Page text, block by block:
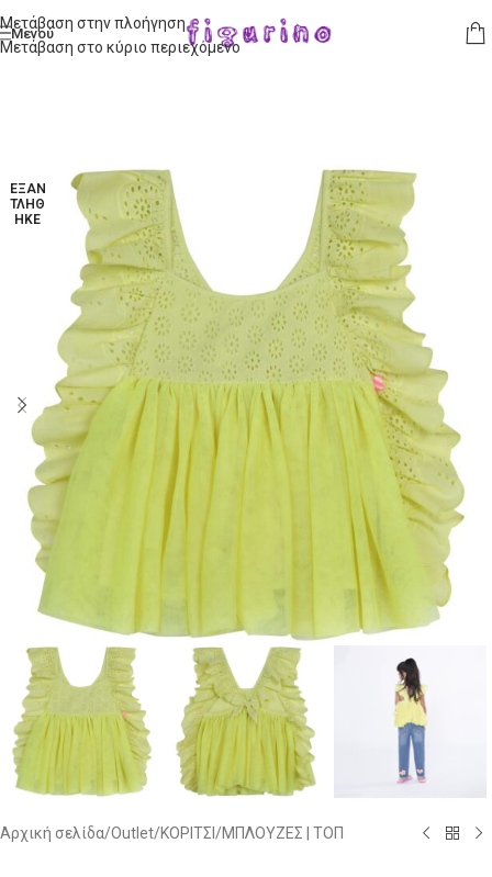
Μετάβαση στην πλοήγηση
Μετάβαση στο κύριο περιεχόμενο
Μενού
ΕΞΑΝ
ΤΛΉΘ
ΗΚΕ
Αρχική σελίδα/Outlet/ΚΟΡΙΤΣΙ /ΜΠΛΟΥΖΕΣ | ΤΟΠ